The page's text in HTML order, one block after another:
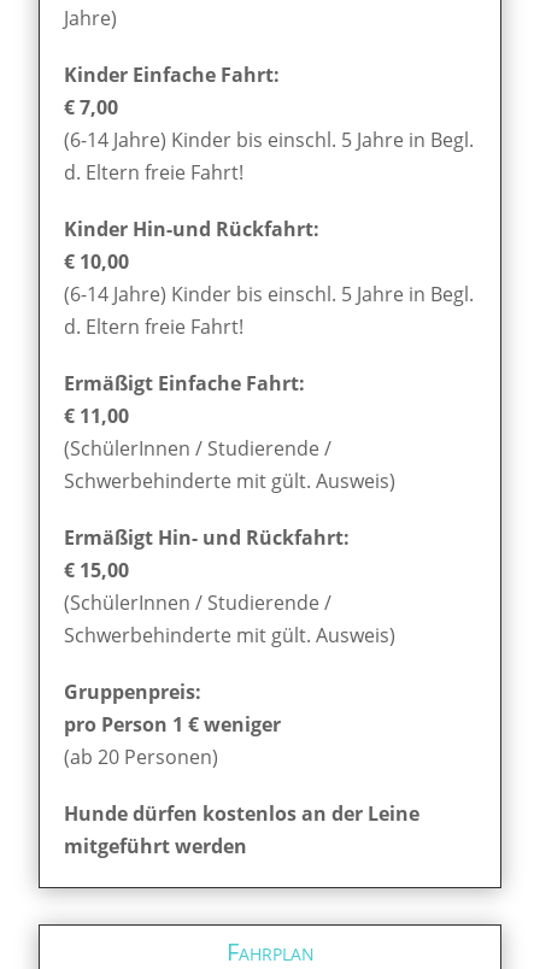
Jahre)
Kinder Einfache Fahrt:
€ 7,00
(6-14 Jahre) Kinder bis einschl. 5 Jahre in Begl.
d. Eltern freie Fahrt!
Kinder Hin-und Rückfahrt:
€ 10,00
(6-14 Jahre) Kinder bis einschl. 5 Jahre in Begl.
d. Eltern freie Fahrt!
Ermäßigt Einfache Fahrt:
€ 11,00
(SchülerInnen / Studierende /
Schwerbehinderte mit gült. Ausweis)
Ermäßigt Hin- und Rückfahrt:
€ 15,00
(SchülerInnen / Studierende /
Schwerbehinderte mit gült. Ausweis)
Gruppenpreis:
pro Person 1 € weniger
(ab 20 Personen)
Hunde dürfen kostenlos an der Leine
mitgeführt werden
Fahrplan